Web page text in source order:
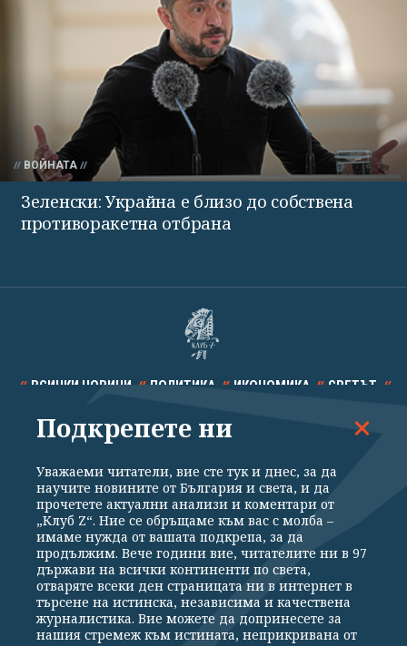
ВОЙНАТА
Зеленски: Украйна е близо до собствена
противоракетна отбрана
ВСИЧКИ НОВИНИ ПОЛИТИКА ИКОНОМИКА СВЕТЪТ
СПОРТ КУЛТУРА ТЕХНОЛОГИИ КАЛЕЙДОСКОП
Общи условия
Политика за поверителност
Реклама
Партньори Контакти
За Клуб Z
Екип
Подкрепете ни
Подкрепете ни
Уважаеми читатели, вие сте тук и днес, за да
научите новините от България и света, и да
прочетете актуални анализи и коментари от
„Клуб Z“. Ние се обръщаме към вас с молба –
имаме нужда от вашата подкрепа, за да
продължим. Вече години вие, читателите ни в 97
държави на всички континенти по света,
отваряте всеки ден страницата ни в интернет в
търсене на истинска, независима и качествена
журналистика. Вие можете да допринесете за
нашия стремеж към истината, неприкривана от